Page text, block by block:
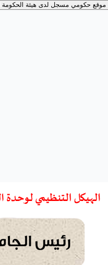
موقع حكومي مسجل لدى هيئة الحكومة